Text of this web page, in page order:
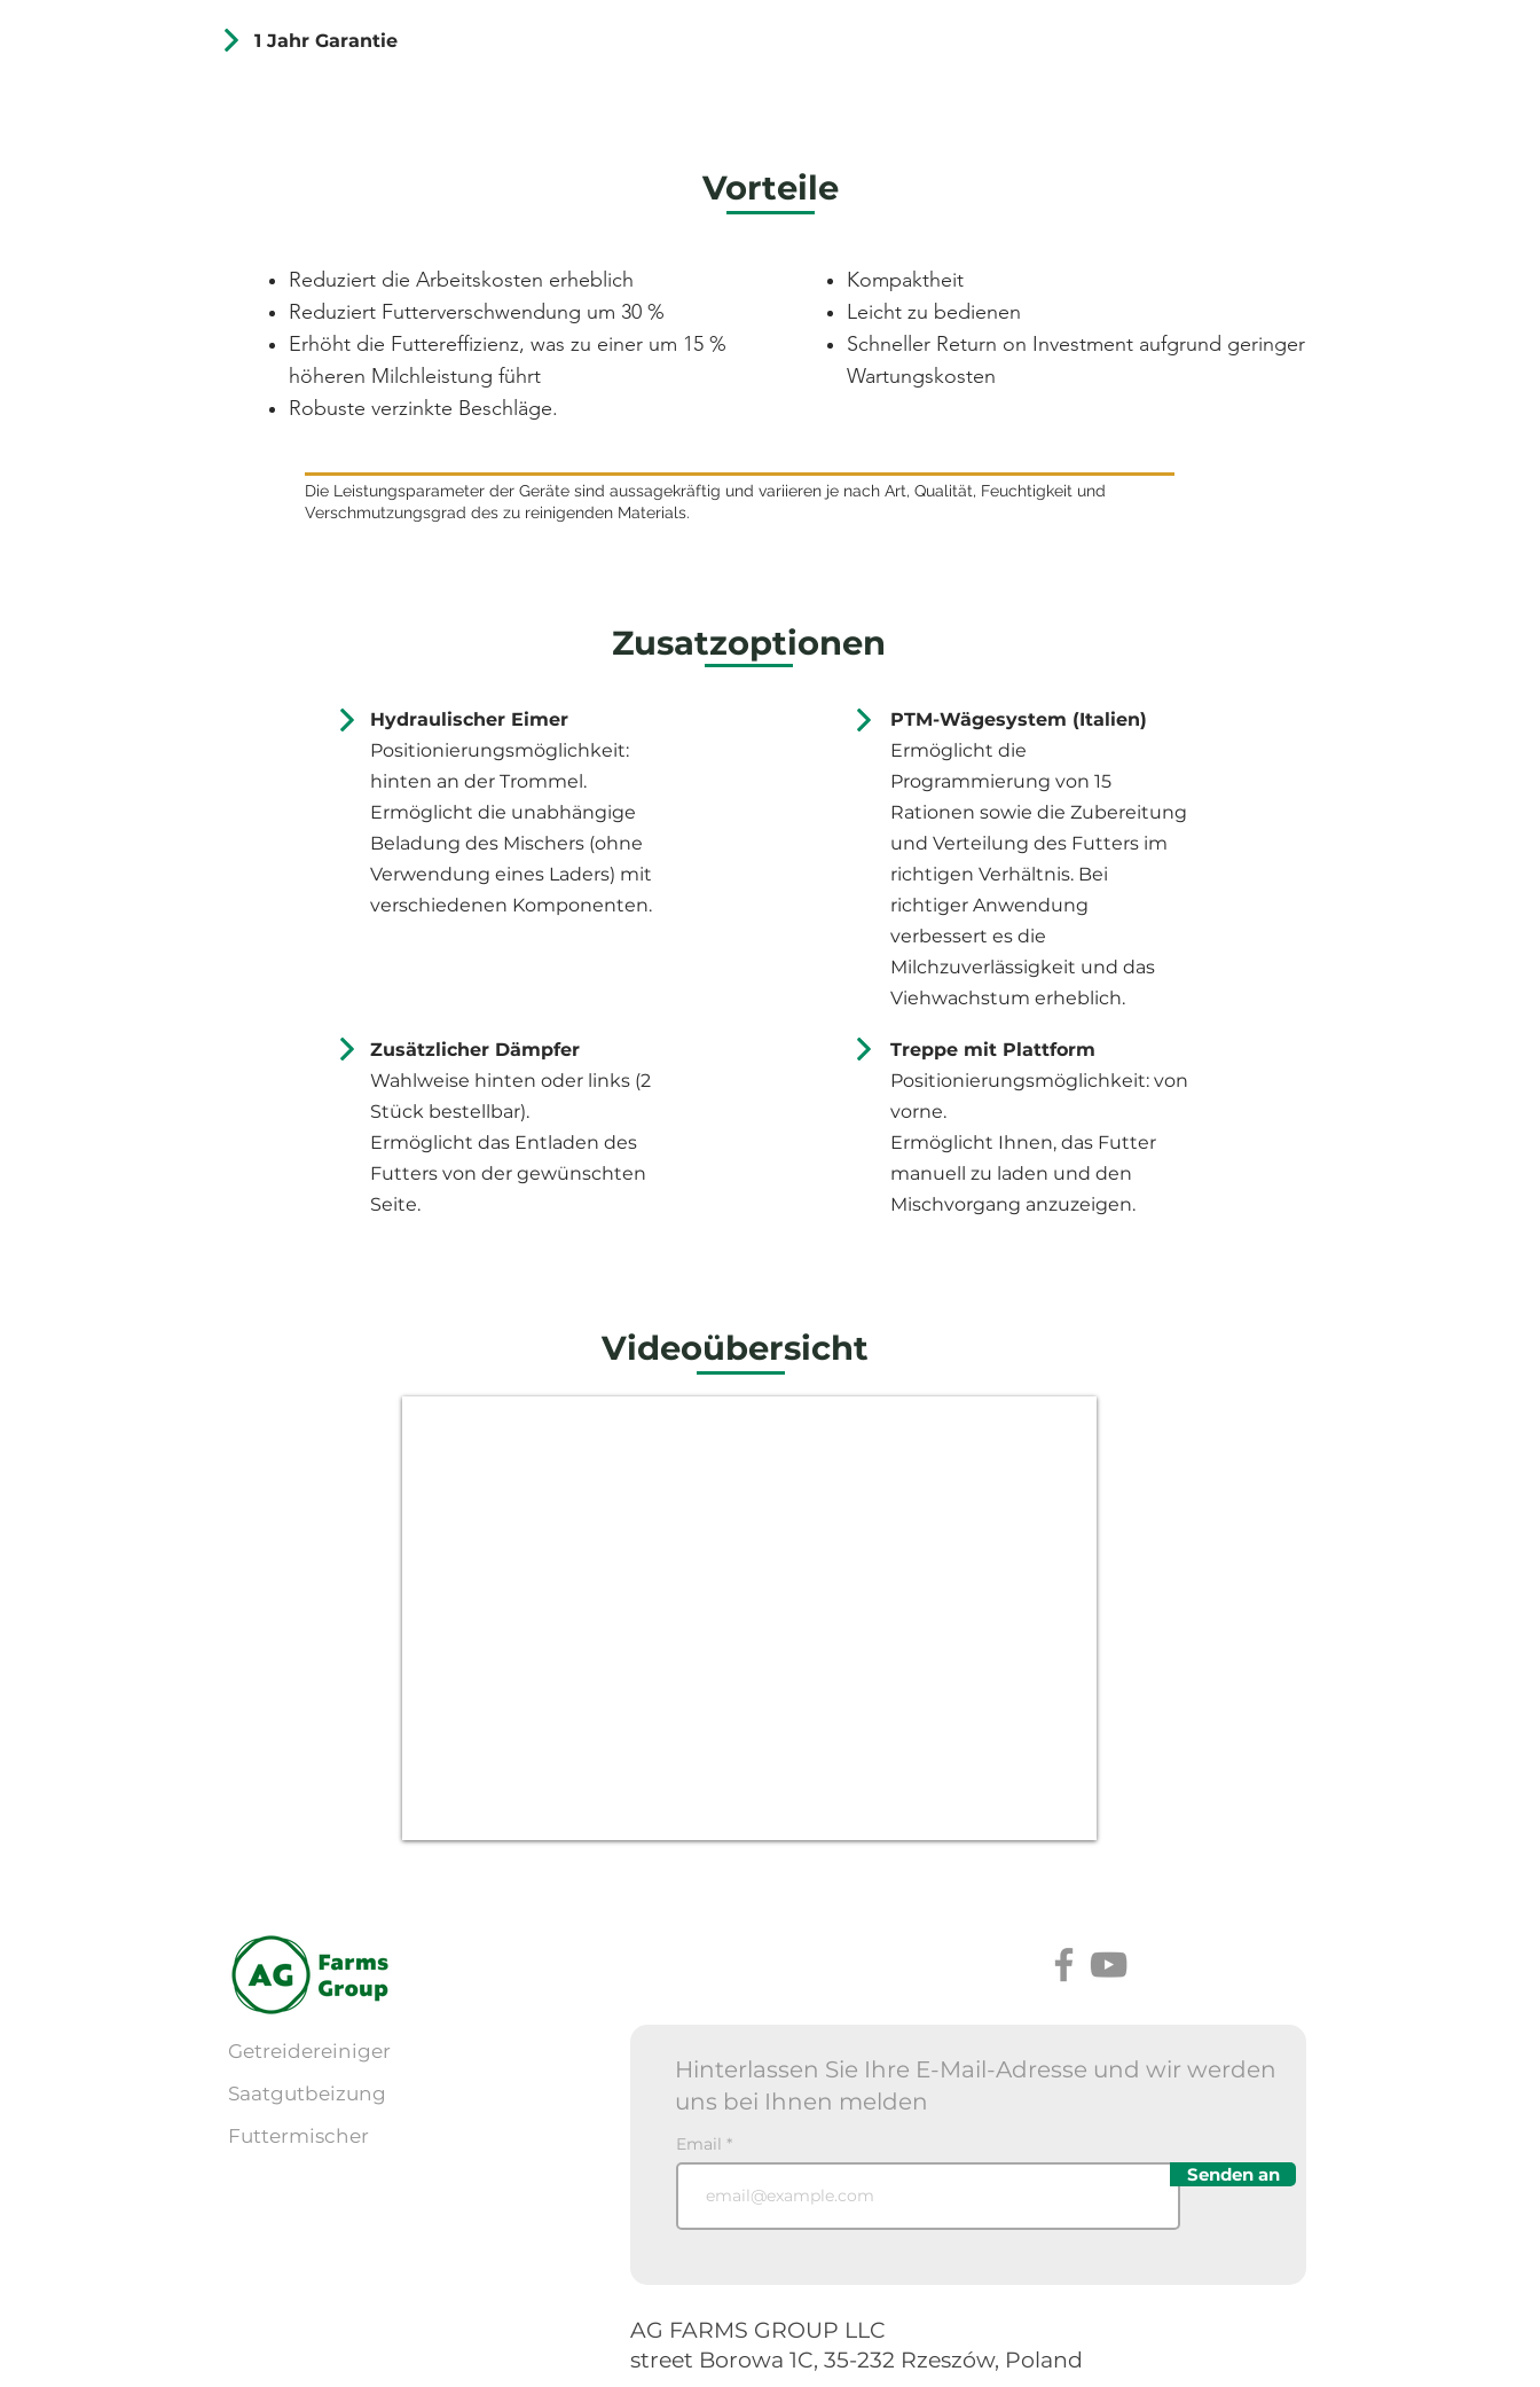
1 Jahr Garantie
Vorteile
Reduziert die Arbeitskosten erheblich
Reduziert Futterverschwendung um 30 %
Erhöht die Futtereffizienz, was zu einer um 15 %
höheren Milchleistung führt
Robuste verzinkte Beschläge.
Kompaktheit
Leicht zu bedienen
Schneller Return on Investment aufgrund geringer
Wartungskosten
Die Leistungsparameter der Geräte sind aussagekräftig und variieren je nach Art, Qualität, Feuchtigkeit und
Verschmutzungsgrad des zu reinigenden Materials.
Zusatzoptionen
Hydraulischer Eimer
Positionierungsmöglichkeit:
hinten an der Trommel.
Ermöglicht die unabhängige
Beladung des Mischers (ohne
Verwendung eines Laders) mit
verschiedenen Komponenten.
PTM-Wägesystem (Italien)
Ermöglicht die
Programmierung von 15
Rationen sowie die Zubereitung
und Verteilung des Futters im
richtigen Verhältnis. Bei
richtiger Anwendung
verbessert es die
Milchzuverlässigkeit und das
Viehwachstum erheblich.
Zusätzlicher Dämpfer​
Wahlweise hinten oder links (2
Stück bestellbar).
Ermöglicht das Entladen des
Futters von der gewünschten
Seite.
Treppe mit Plattform
Positionierungsmöglichkeit: von
vorne.
Ermöglicht Ihnen, das Futter
manuell zu laden und den
Mischvorgang anzuzeigen.
Videoübersicht
Getreidereiniger
Saatgutbeizung
Futtermischer
Hinterlassen Sie Ihre E-Mail-Adresse und wir werden
uns bei Ihnen melden
Email
Senden an
AG FARMS GROUP LLC
street Borowa 1C, 35-232 Rzeszów, Poland